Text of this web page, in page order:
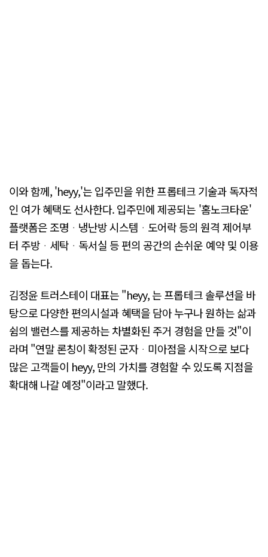
이와 함께, 'heyy,'는 입주민을 위한 프롭테크 기술과 독자적
인 여가 혜택도 선사한다. 입주민에 제공되는 '홈노크타운'
플랫폼은 조명ᆞ냉난방 시스템ᆞ도어락 등의 원격 제어부
터 주방ᆞ세탁ᆞ독서실 등 편의 공간의 손쉬운 예약 및 이용
을 돕는다.
김정윤 트러스테이 대표는 "heyy, 는 프롭테크 솔루션을 바
탕으로 다양한 편의시설과 혜택을 담아 누구나 원하는 삶과
쉼의 밸런스를 제공하는 차별화된 주거 경험을 만들 것"이
라며 "연말 론칭이 확정된 군자ᆞ미아점을 시작으로 보다
많은 고객들이 heyy, 만의 가치를 경험할 수 있도록 지점을
확대해 나갈 예정"이라고 말했다.